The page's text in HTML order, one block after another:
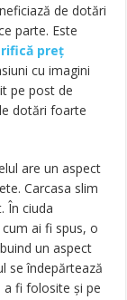
de dotări
parte. Este
preț
cu imagini
pe post de
dotări foarte
are un aspect
Carcasa slim
În ciuda
ai fi spus, o
un aspect
se îndepărtează
a fi folosite și pe